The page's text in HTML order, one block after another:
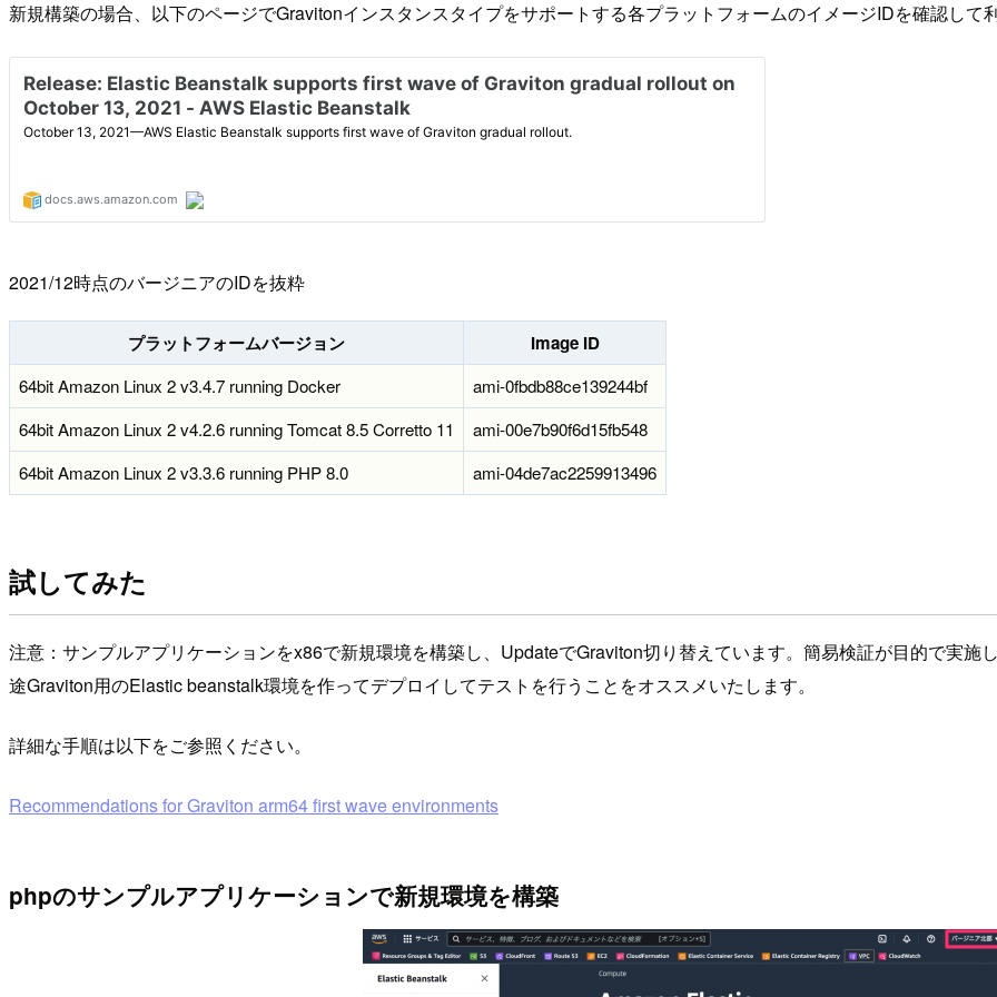
新規構築の場合、以下のページでGravitonインスタンスタイプをサポートする各プラットフォームのイメージIDを確認して
2021/12時点のバージニアのIDを抜粋
プラットフォームバージョン Image ID
64bit Amazon Linux 2 v3.4.7 running Docker
ami-0fbdb88ce139244bf
64bit Amazon Linux 2 v4.2.6 running Tomcat 8.5 Corretto 11
ami-00e7b90f6d15fb548
64bit Amazon Linux 2 v3.3.6 running PHP 8.0
ami-04de7ac2259913496
試してみた
注意：サンプルアプリケーションをx86で新規環境を構築し、UpdateでGraviton切り替えています。簡易検証が目的で実
途Graviton用のElastic beanstalk環境を作ってデプロイしてテストを行うことをオススメいたします。
詳細な手順は以下をご参照ください。
Recommendations for Graviton arm64 first wave environments
phpのサンプルアプリケーションで新規環境を構築